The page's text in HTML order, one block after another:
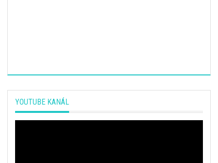
YOUTUBE KANÁL